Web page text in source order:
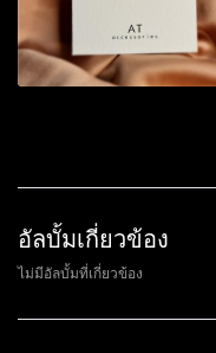
อัลบั้มเกี่ยวข้อง
ไม่มีอัลบั้มที่เกี่ยวข้อง